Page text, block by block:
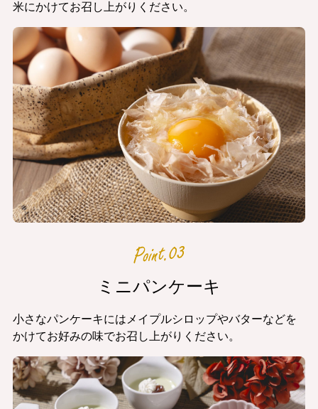
米にかけてお召し上がりください。
ミニパンケーキ
小さなパンケーキにはメイプルシロップやバターなどを
かけてお好みの味でお召し上がりください。